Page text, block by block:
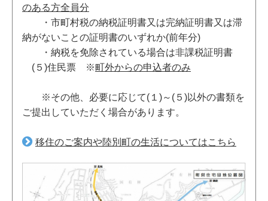
のある方全員分
・市町村税の納税証明書又は完納証明書又は滞
納がないことの証明書のいずれか(前年分)
・納税を免除されている場合は非課税証明書
(５)住民票 ※町外からの申込者のみ
※その他、必要に応じて(１)～(５)以外の書類を
ご提出していただく場合があります。
移住のご案内や陸別町の生活についてはこちら